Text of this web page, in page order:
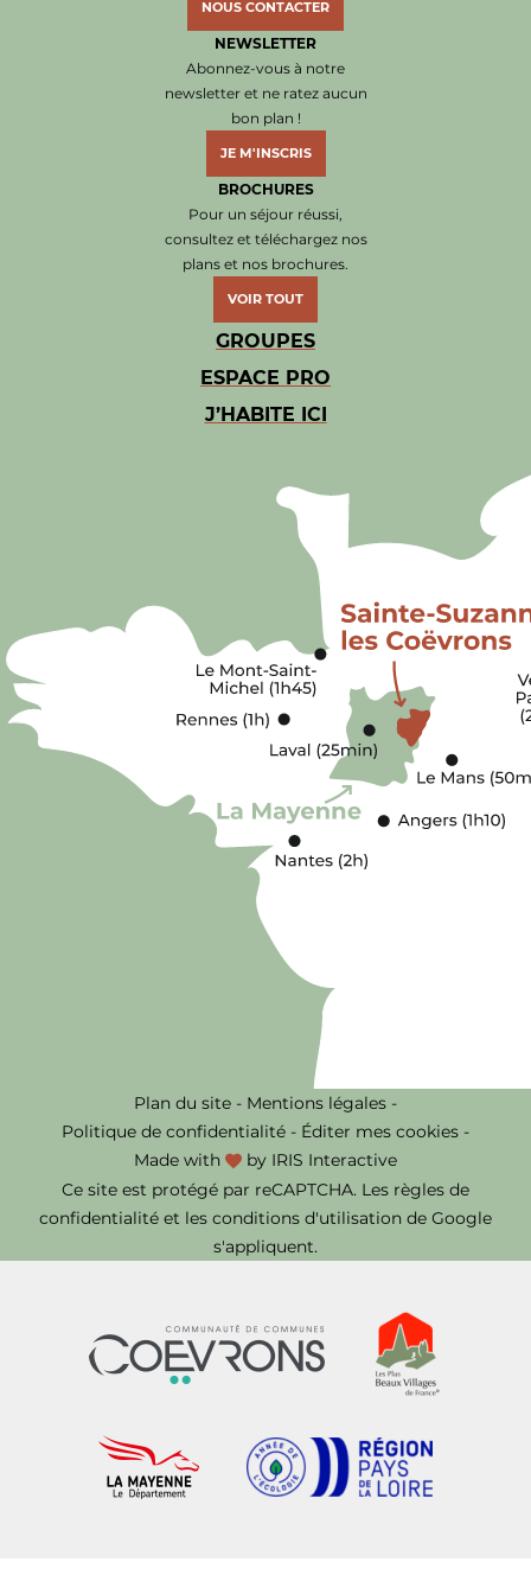
NOUS CONTACTER
NEWSLETTER
Abonnez-vous à notre
newsletter et ne ratez aucun
bon plan !
JE M'INSCRIS
BROCHURES
Pour un séjour réussi,
consultez et téléchargez nos
plans et nos brochures.
VOIR TOUT
GROUPES
ESPACE PRO
J’HABITE ICI
Plan du site - Mentions légales -
Politique de confidentialité - Éditer mes cookies -
Made with
by IRIS Interactive
Ce site est protégé par reCAPTCHA. Les règles de
confidentialité et les conditions d'utilisation de Google
s'appliquent.